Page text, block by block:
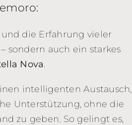
die Erfahrung vieler
auch ein starkes
Nova.
intelligenten Austausch,
Unterstützung, ohne die
zu geben. So gelingt es,